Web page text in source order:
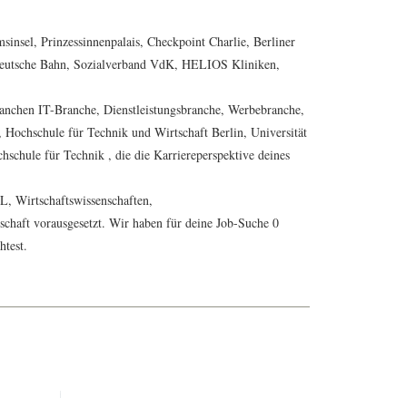
Prinzessinnenpalais, Checkpoint Charlie, Berliner
Bahn, Sozialverband VdK, HELIOS Kliniken,
IT-Branche, Dienstleistungsbranche, Werbebranche,
für Technik und Wirtschaft Berlin, Universität
für Technik , die die Karriereperspektive deines
Wirtschaftswissenschaften,
vorausgesetzt. Wir haben für deine Job-Suche 0